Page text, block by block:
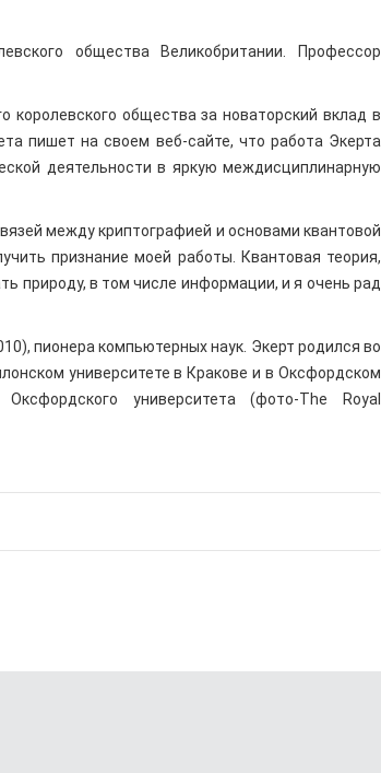
общества Великобритании. Профессор
общества за новаторский вклад в
пишет на своем веб-сайте, что работа Экерта
деятельности в яркую междисциплинарную
между криптографией и основами квантовой
признание моей работы. Квантовая теория,
природу, в том числе информации, и я очень рад
пионера компьютерных наук. Экерт родился во
университете в Кракове и в Оксфордском
университета (фото-The Royal